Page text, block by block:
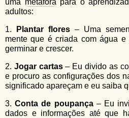
uma metáforapara o
adultos:
1. Plantar flores – Uma
mente que é criada com água
germinar e crescer.
2. Jogar cartas– Eu divido as
e procuro as configurações dos
significado apareçam e eu saiba
3.Conta de poupança– Eu
dados e informações até que